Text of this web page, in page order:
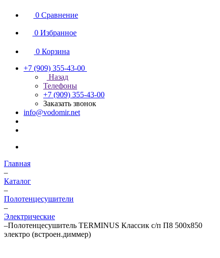
0 Сравнение
0 Избранное
0 Корзина
+7 (909) 355-43-00
Назад
Телефоны
+7 (909) 355-43-00
Заказать звонок
info@vodomir.net
Главная
–
Каталог
–
Полотенцесушители
–
Электрические
–Полотенцесушитель TERMINUS Классик с/п П8 500х850
электро (встроен.диммер)